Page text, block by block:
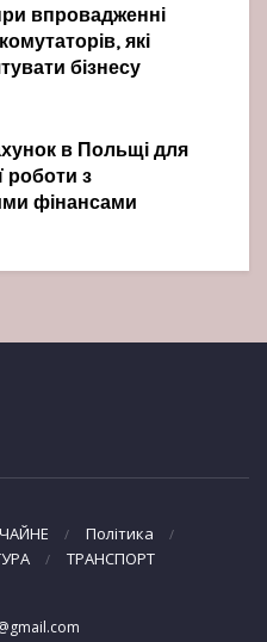
впровадженні
які
бізнесу
в Польщі для
роботи з
фінансами
Політика
ТРАНСПОРТ